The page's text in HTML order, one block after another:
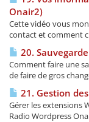
Onair2)
Cette vidéo vous
contact et comment
20.
Comment faire une
de faire de gros
21. Gestion
Gérer les extensions
Radio Wordpress